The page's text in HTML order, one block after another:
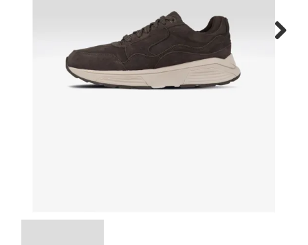
Gratis verzenden vanaf €150
Retourneren